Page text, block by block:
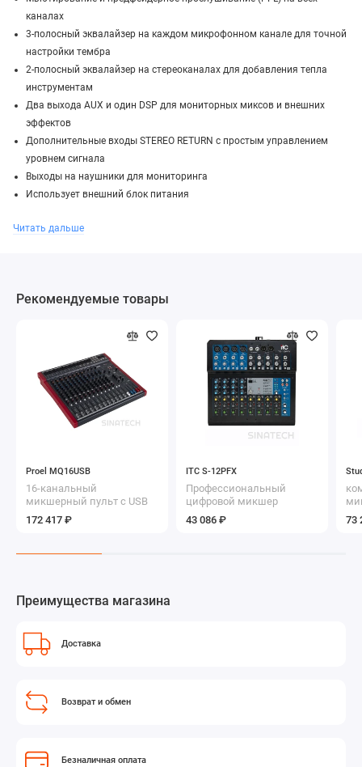
каналах
3-полосный эквалайзер на каждом микрофонном канале для точной
настройки тембра
2-полосный эквалайзер на стереоканалах для добавления тепла
инструментам
Два выхода AUX и один DSP для мониторных миксов и внешних
эффектов
Дополнительные входы STEREO RETURN с простым управлением
уровнем сигнала
Выходы на наушники для мониторинга
Использует внешний блок питания
Читать дальше
Рекомендуемые товары
Proel MQ16USB
16-канальный
микшерный пульт с USB
172 417 ₽
ITC S-12PFX
Профессиональный
цифровой микшер
43 086 ₽
73
Преимущества магазина
Доставка
Возврат и обмен
Безналичная оплата